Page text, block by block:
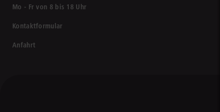
Mo - Fr von 8 bis 18 Uhr
Kontaktformular
Anfahrt